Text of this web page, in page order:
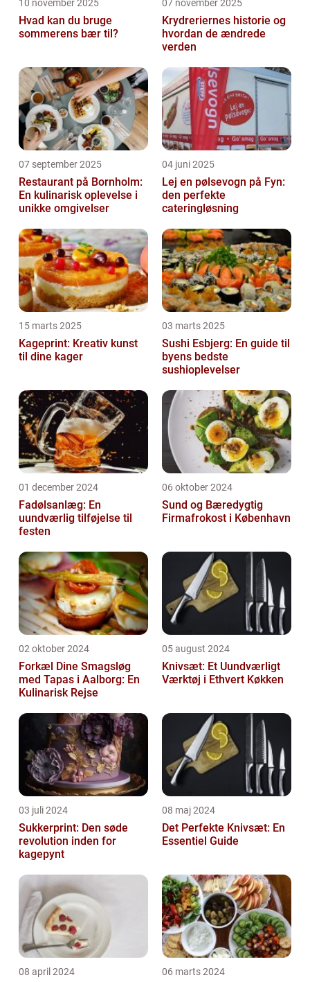
10 november 2025
Hvad kan du bruge
sommerens bær til?
07 november 2025
Krydreriernes historie og
hvordan de ændrede
verden
07 september 2025
Restaurant på Bornholm:
En kulinarisk oplevelse i
unikke omgivelser
04 juni 2025
Lej en pølsevogn på Fyn:
den perfekte
cateringløsning
15 marts 2025
Kageprint: Kreativ kunst
til dine kager
03 marts 2025
Sushi Esbjerg: En guide til
byens bedste
sushioplevelser
01 december 2024
Fadølsanlæg: En
uundværlig tilføjelse til
festen
06 oktober 2024
Sund og Bæredygtig
Firmafrokost i København
02 oktober 2024
Forkæl Dine Smagsløg
med Tapas i Aalborg: En
Kulinarisk Rejse
05 august 2024
Knivsæt: Et Uundværligt
Værktøj i Ethvert Køkken
03 juli 2024
Sukkerprint: Den søde
revolution inden for
kagepynt
08 maj 2024
Det Perfekte Knivsæt: En
Essentiel Guide
08 april 2024 06 marts 2024